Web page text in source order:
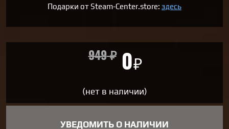
Подарки от Steam-Center.store: здесь
949₽ 0₽
(нет в наличии)
УВЕДОМИТЬ О НАЛИЧИИ